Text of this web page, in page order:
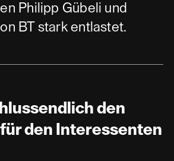
Philipp Gübeli und
BT stark entlastet.
den
den Interessenten